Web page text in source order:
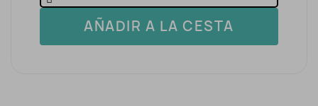
AÑADIR A LA CESTA